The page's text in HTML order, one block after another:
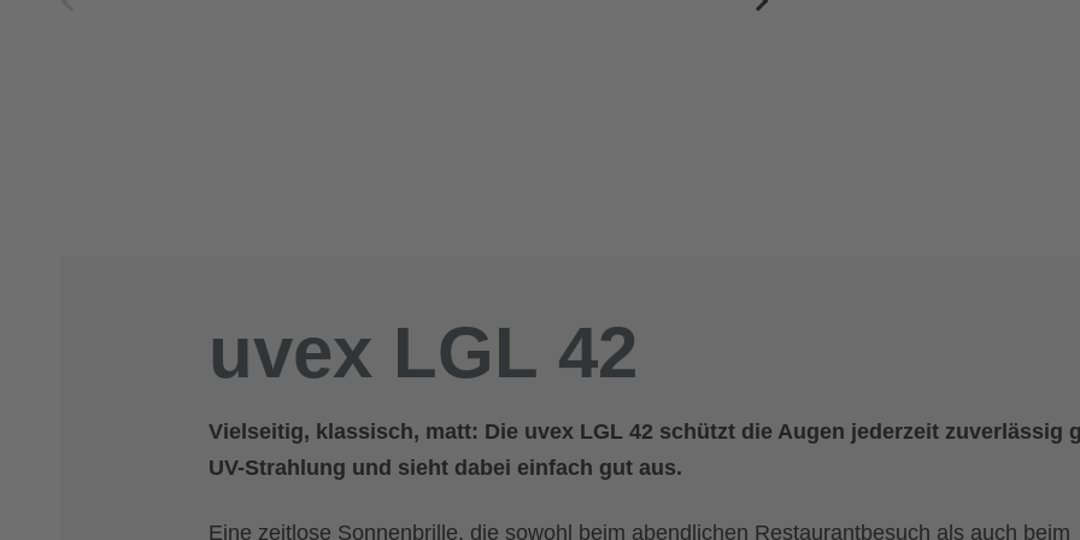
uvex LGL 42
Vielseitig, klassisch, matt: Die uvex LGL 42 schützt die Augen jederzeit zuverlässig
UV-Strahlung und sieht dabei einfach gut aus.
Eine zeitlose Sonnenbrille, die sowohl beim abendlichen Restaurantbesuch als auch beim